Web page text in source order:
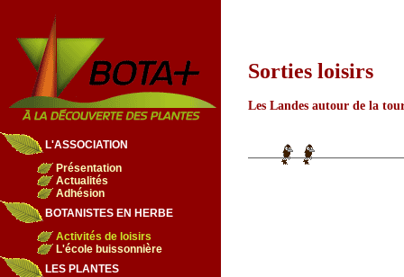
L'ASSOCIATION
Présentation
Actualités
Adhésion
BOTANISTES EN HERBE
Activités de loisirs
L'école buissonnière
LES PLANTES
Sorties loisirs
Les Landes autour de la